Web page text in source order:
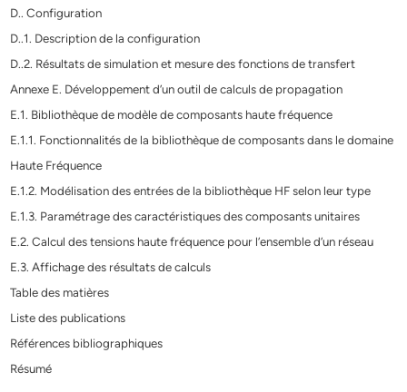
D.. Configuration
D..1. Description de la configuration
D..2. Résultats de simulation et mesure des fonctions de transfert
Annexe E. Développement d’un outil de calculs de propagation
E.1. Bibliothèque de modèle de composants haute fréquence
E.1.1. Fonctionnalités de la bibliothèque de composants dans le domaine
Haute Fréquence
E.1.2. Modélisation des entrées de la bibliothèque HF selon leur type
E.1.3. Paramétrage des caractéristiques des composants unitaires
E.2. Calcul des tensions haute fréquence pour l’ensemble d’un réseau
E.3. Affichage des résultats de calculs
Table des matières
Liste des publications
Références bibliographiques
Résumé